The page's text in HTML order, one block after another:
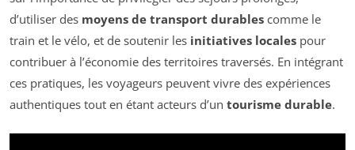
d’utiliser des moyens de transport durables comme le
train et le vélo, et de soutenir les initiatives locales pour
contribuer à l’économie des territoires traversés. En intégrant
ces pratiques, les voyageurs peuvent vivre des expériences
authentiques tout en étant acteurs d’un tourisme durable.